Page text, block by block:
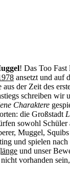
! Das Too Fast
ansetzt und auf
der Zeit des
schreiben wir
Charaktere
die Großstadt
sowohl
Muggel,
und spielen
und unser
vorhanden